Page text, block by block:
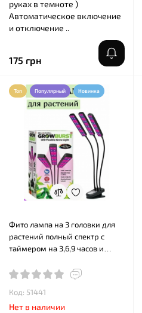
руках в темноте )
Автоматическое включение
и отключение ..
175 грн
Топ Популярный Новинка
Фито лампа на 3 головки для
растений полный спектр с
таймером на 3,6,9 часов и
Код: 51441
Нет в наличии